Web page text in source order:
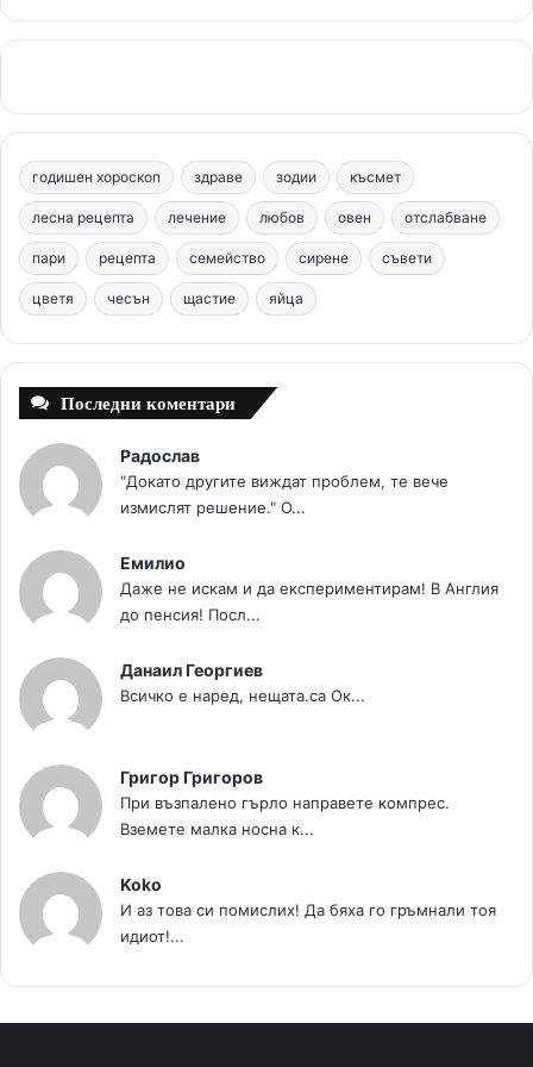
a
e
b
o
o
k
i
t
e
r
e
s
t
o
T
u
b
e
n
t
a
g
r
m
k
c
m
годишен хороскоп здраве зодии късмет
лесна рецепта лечение любов овен отслабване
пари рецепта семейство сирене съвети
цветя чесън щастие яйца
Последни коментари
Радослав
"Докато другите виждат проблем, те вече
измислят решение." О...
Емилио
Даже не искам и да експериментирам! В Англия
до пенсия! Посл...
Данаил Георгиев
Всичко е наред, нещата.са Ок...
Григор Григоров
При възпалено гърло направете компрес.
Вземете малка носна к...
Koko
И аз това си помислих! Да бяха го гръмнали тоя
идиот!...